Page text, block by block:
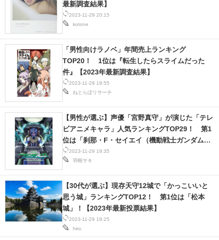
2023-11-29 20:15
kotone
最新調査結果】
2023-11-29 19:55
ねとらぼリサーチ
「男性向けラノベ」年間売上ランキング
TOP20！ 1位は『転生したらスライムだった
件』【2023年最新調査結果】
2023-11-29 19:35
羽根サキ
【男性が選ぶ】声優「宮野真守」が演じた「テレ
ビアニメキャラ」人気ランキングTOP29！ 第1
位は「刹那・F・セイエイ（機動戦士ガンダム
00）」【2023年最新投票結果】
2023-11-29 19:25
hiro.
【30代が選ぶ】現存天守12城で「かっこいいと
思う城」ランキングTOP12！ 第1位は「松本
城」！【2023年最新投票結果】